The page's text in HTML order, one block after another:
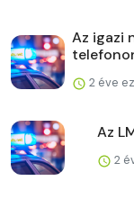
Az igazi
2 éve
Az
2